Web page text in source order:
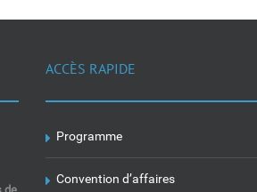
ACCÈS RAPIDE
Programme
Convention d’affaires